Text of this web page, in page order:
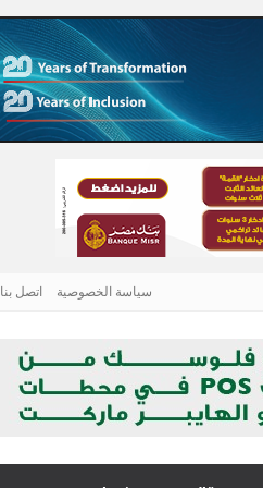
سياسة الخصوصية اتصل بنا